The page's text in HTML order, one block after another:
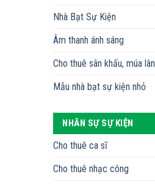
Nhà Bạt Sự Kiện
Âm thanh ánh sáng
Cho thuê sân khấu, múa lân
Mẫu nhà bạt sự kiện nhỏ
NHÂN SỰ SỰ KIỆN
Cho thuê ca sĩ
Cho thuê nhạc công